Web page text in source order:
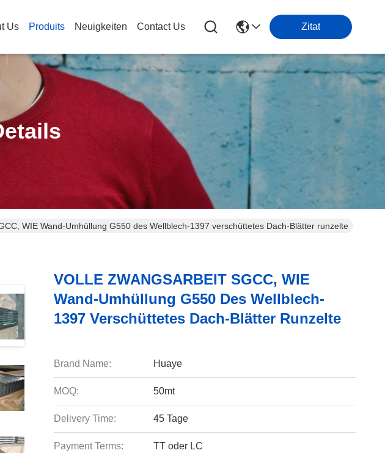
Us Produits Neuigkeiten Contact Us Zitat
WIE Wand-Umhüllung G550 des Wellblech-1397 verschüttetes Dach-Blätter runzelte
VOLLE ZWANGSARBEIT SGCC, WIE
Wand-Umhüllung G550 Des Wellblech-
1397 Verschüttetes Dach-Blätter Runzelte
Brand Name: Huaye
MOQ: 50mt
Delivery Time: 45 Tage
Payment Terms: TT oder LC